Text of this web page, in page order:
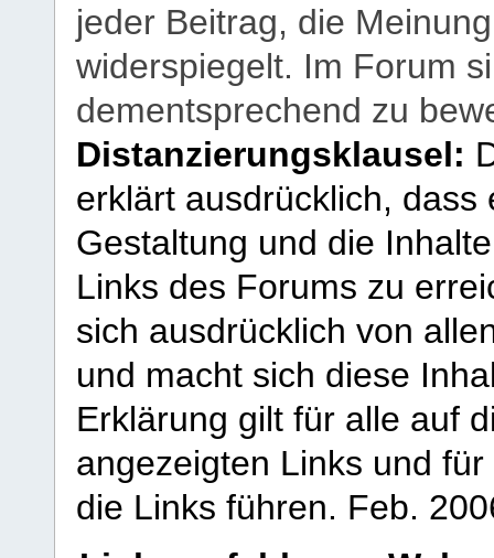
jeder Beitrag, die
widerspiegelt. Im Forum
dementsprechend zu
Distanzierungsklausel:
erklärt ausdrücklich,
Gestaltung und die
Links des Forums zu
sich ausdrücklich von
und macht sich diese
Erklärung gilt für alle auf
angezeigten Links und
die Links führen. Feb.